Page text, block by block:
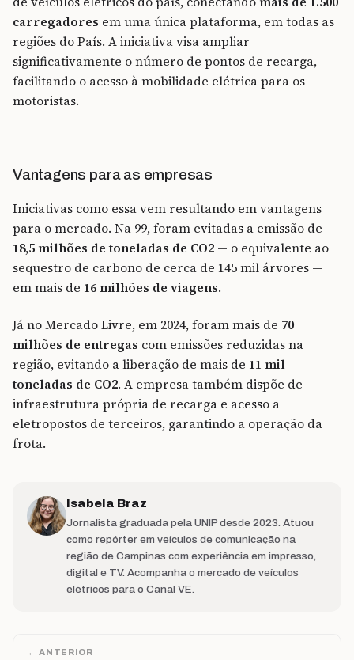
carregadores em uma única plataforma, em todas as
regiões do País. A iniciativa visa ampliar
significativamente o número de pontos de recarga,
facilitando o acesso à mobilidade elétrica para os
motoristas.
Vantagens para as empresas
Iniciativas como essa vem resultando em vantagens
para o mercado. Na 99, foram evitadas a emissão de
18,5 milhões de toneladas de CO2 — o equivalente ao
sequestro de carbono de cerca de 145 mil árvores —
em mais de 16 milhões de viagens.
Já no Mercado Livre, em 2024, foram mais de 70
milhões de entregas com emissões reduzidas na
região, evitando a liberação de mais de 11 mil
toneladas de CO2. A empresa também dispõe de
infraestrutura própria de recarga e acesso a
eletropostos de terceiros, garantindo a operação da
frota.
Isabela Braz
Jornalista graduada pela UNIP desde 2023. Atuou
como repórter em veículos de comunicação na
região de Campinas com experiência em impresso,
digital e TV. Acompanha o mercado de veículos
elétricos para o Canal VE.
← ANTERIOR